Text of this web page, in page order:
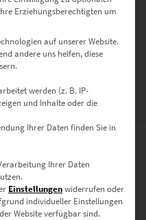
70 cm, 80 x 80 cm, 90 x 90 cm,
0 Bewertungen
Erziehungsberechtigten um
auf unserer Website.
andere uns helfen, diese
werden (z. B. IP-
und Inhalte oder die
Ihrer Daten finden Sie in
Ihrer Daten
Einstellungenwiderrufen oder
individueller Einstellungen
Website verfügbar sind.